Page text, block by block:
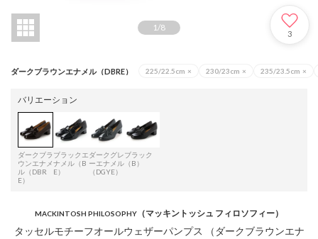
1/8
3
ダークブラウンエナメル（DBRE） 225/22.5cm × 230/23cm × 235/23.5cm ×
バリエーション
ダークブラ
ウンエナメ
ル（DBR
E）
ブラックエ
ナメル（B
E）
ダークグレ
ーエナメル
（DGYE）
ブラック
（B）
MACKINTOSH PHILOSOPHY （マッキントッシュ フィロソフィー）
タッセルモチーフオールウェザーパンプス （ダークブラウンエナ